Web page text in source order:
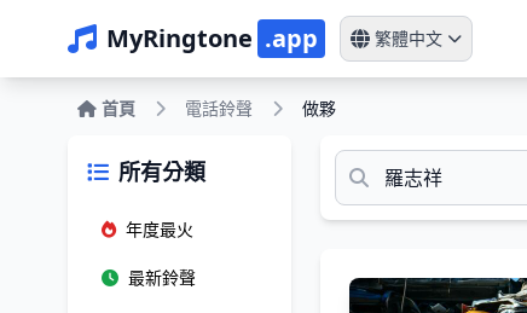
MyRingtone .app 繁體中文
首頁 電話鈴聲 做夥
所有分類
年度最火
最新鈴聲